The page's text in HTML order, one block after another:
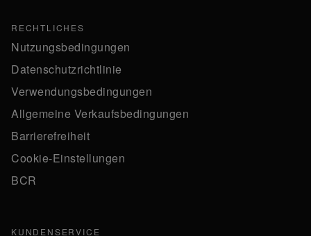
RECHTLICHES
Nutzungsbedingungen
Datenschutzrichtlinie
Verwendungsbedingungen
Allgemeine Verkaufsbedingungen
Barrierefreiheit
Cookie-Einstellungen
BCR
KUNDENSERVICE